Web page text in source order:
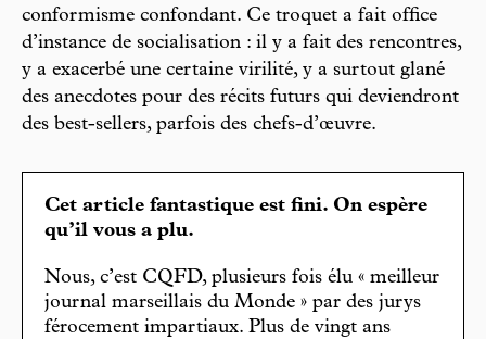
conformisme confondant. Ce troquet a fait office
d’instance de socialisation : il y a fait des rencontres,
y a exacerbé une certaine virilité, y a surtout glané
des anecdotes pour des récits futurs qui deviendront
des best-sellers, parfois des chefs-d’œuvre.
Cet article fantastique est fini. On espère
qu’il vous a plu.
Nous, c’est CQFD, plusieurs fois élu « meilleur
journal marseillais du Monde » par des jurys
férocement impartiaux. Plus de vingt ans